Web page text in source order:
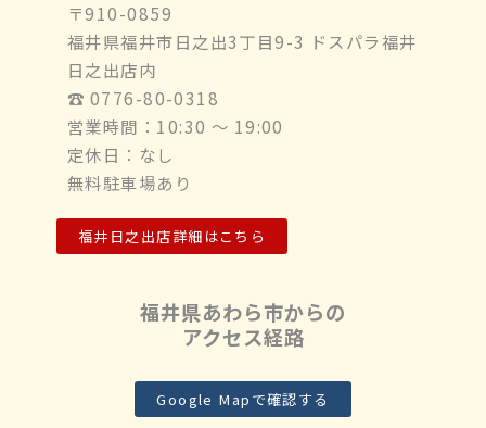
〒910-0859
福井県福井市日之出3丁目9-3 ドスパラ福井
日之出店内
☎︎ 0776-80-0318
営業時間：10:30 ～ 19:00
定休日：なし
無料駐車場あり
福井日之出店詳細はこちら
福井県あわら市からの
アクセス経路
Google Mapで確認する